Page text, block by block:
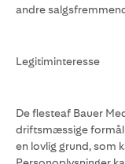
andre
Legitiminteresse
De flesteaf Bauer
driftsmæssige formål
en lovlig grund, som